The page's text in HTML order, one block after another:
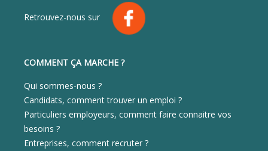
Retrouvez-nous sur
COMMENT ÇA MARCHE ?
Qui sommes-nous ?
Candidats, comment trouver un emploi ?
Particuliers employeurs, comment faire connaitre vos
besoins ?
Entreprises, comment recruter ?